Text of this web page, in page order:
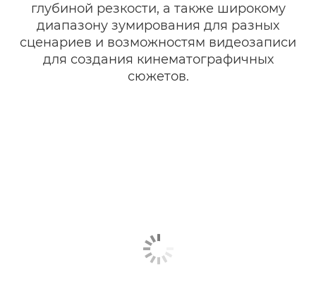
глубиной резкости, а также широкому
диапазону зумирования для разных
сценариев и возможностям видеозаписи
для создания кинематографичных
сюжетов.